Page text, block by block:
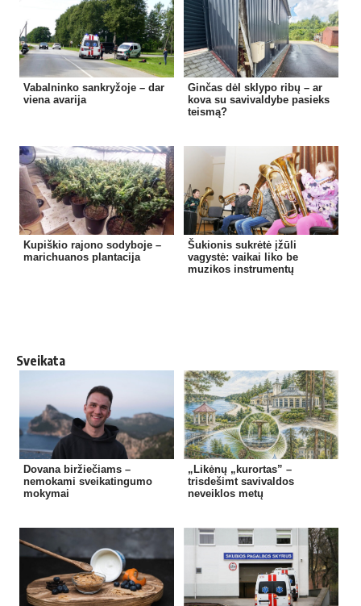
Vabalninko sankryžoje – dar
viena avarija
Ginčas dėl sklypo ribų – ar
kova su savivaldybe pasieks
teismą?
Kupiškio rajono sodyboje –
marichuanos plantacija
Šukionis sukrėtė įžūli
vagystė: vaikai liko be
muzikos instrumentų
Sveikata
Dovana biržiečiams –
nemokami sveikatingumo
mokymai
„Likėnų „kurortas” –
trisdešimt savivaldos
neveiklos metų